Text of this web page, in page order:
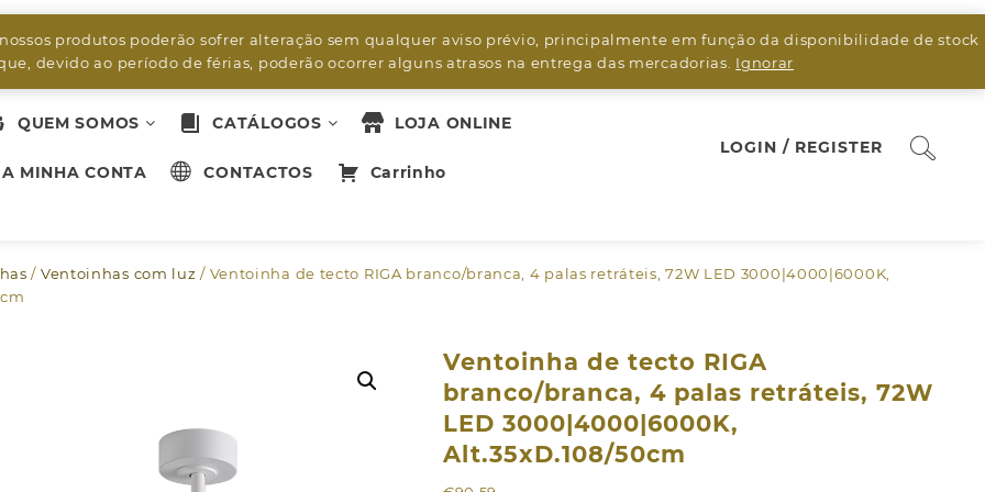
produtos poderão sofrer alteração sem qualquer aviso prévio, principalmente em função da disponibilidade de stock
devido ao período de férias, poderão ocorrer alguns atrasos na entrega das mercadorias. Ignorar
QUEM SOMOS CATÁLOGOS LOJA ONLINE
A MINHA CONTA CONTACTOS Carrinho
LOGIN / REGISTER
/ Ventoinhas com luz / Ventoinha de tecto RIGA branco/branca, 4 palas retráteis, 72W LED 3000|4000|6000K,
Ventoinha de tecto RIGA
branco/branca, 4 palas retráteis, 72W
LED 3000|4000|6000K,
Alt.35xD.108/50cm